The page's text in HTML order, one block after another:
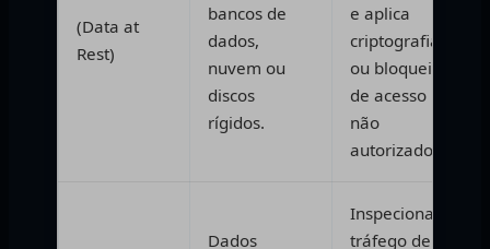
(Data at
Rest)
bancos de
dados,
nuvem ou
discos
rígidos.
e aplica
criptografia
ou bloqueio
de acesso
não
autorizado.
Dados
Inspeciona o
tráfego de